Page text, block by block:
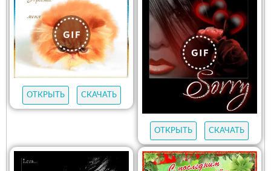
ОТКРЫТЬ СКАЧАТЬ
ОТКРЫТЬ СКАЧАТЬ